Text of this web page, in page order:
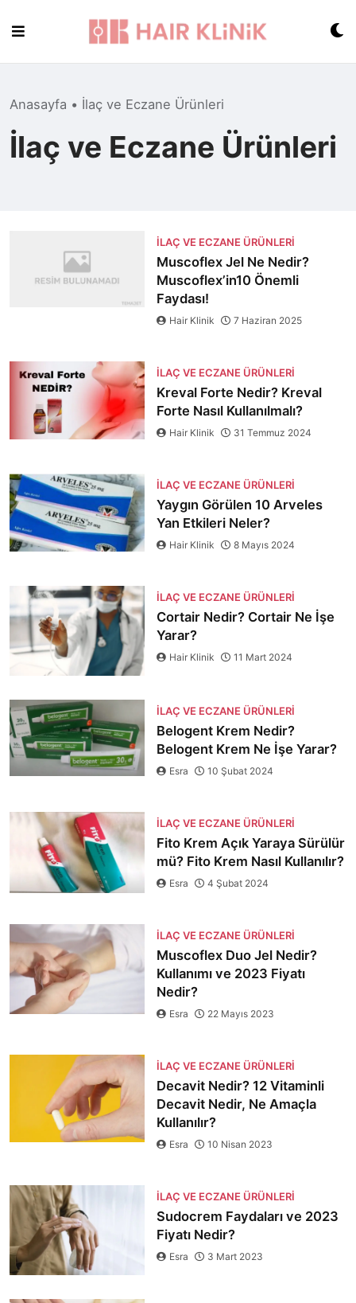
content
Anasayfa • İlaç ve Eczane Ürünleri
İlaç ve Eczane Ürünleri
İLAÇ VE ECZANE ÜRÜNLERI
Muscoflex Jel Ne Nedir?
Muscoflex’in10 Önemli
Faydası!
Hair Klinik 7 Haziran 2025
İLAÇ VE ECZANE ÜRÜNLERI
Kreval Forte Nedir? Kreval
Forte Nasıl Kullanılmalı?
Hair Klinik 31 Temmuz 2024
İLAÇ VE ECZANE ÜRÜNLERI
Yaygın Görülen 10 Arveles
Yan Etkileri Neler?
Hair Klinik 8 Mayıs 2024
İLAÇ VE ECZANE ÜRÜNLERI
Cortair Nedir? Cortair Ne İşe
Yarar?
Hair Klinik 11 Mart 2024
İLAÇ VE ECZANE ÜRÜNLERI
Belogent Krem Nedir?
Belogent Krem Ne İşe Yarar?
Esra 10 Şubat 2024
İLAÇ VE ECZANE ÜRÜNLERI
Fito Krem Açık Yaraya Sürülür
mü? Fito Krem Nasıl Kullanılır?
Esra 4 Şubat 2024
İLAÇ VE ECZANE ÜRÜNLERI
Muscoflex Duo Jel Nedir?
Kullanımı ve 2023 Fiyatı
Nedir?
Esra 22 Mayıs 2023
İLAÇ VE ECZANE ÜRÜNLERI
Decavit Nedir? 12 Vitaminli
Decavit Nedir, Ne Amaçla
Kullanılır?
Esra 10 Nisan 2023
İLAÇ VE ECZANE ÜRÜNLERI
Sudocrem Faydaları ve 2023
Fiyatı Nedir?
Esra 3 Mart 2023